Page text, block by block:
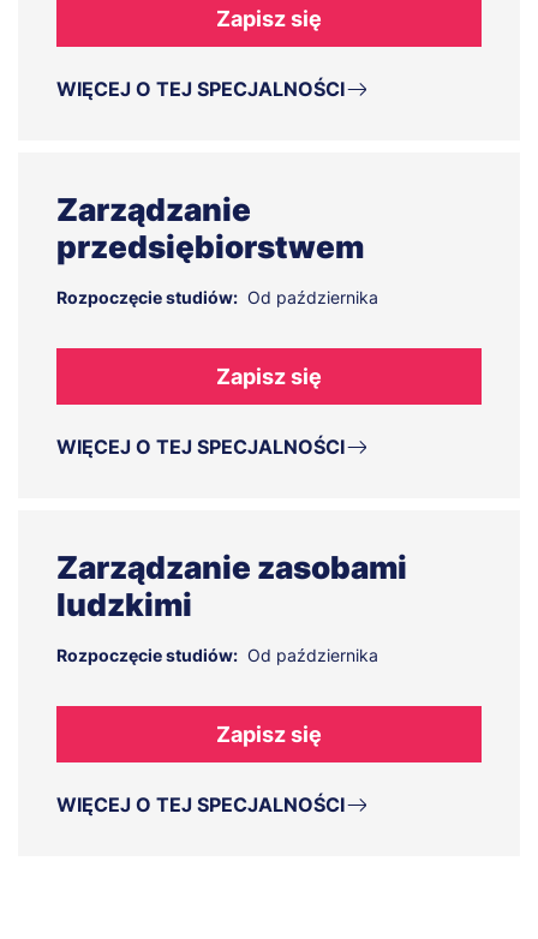
Zapisz się
WIĘCEJ O TEJ SPECJALNOŚCI
Zarządzanie
przedsiębiorstwem
Rozpoczęcie studiów: Od października
Zapisz się
WIĘCEJ O TEJ SPECJALNOŚCI
Zarządzanie zasobami
ludzkimi
Rozpoczęcie studiów: Od października
Zapisz się
WIĘCEJ O TEJ SPECJALNOŚCI